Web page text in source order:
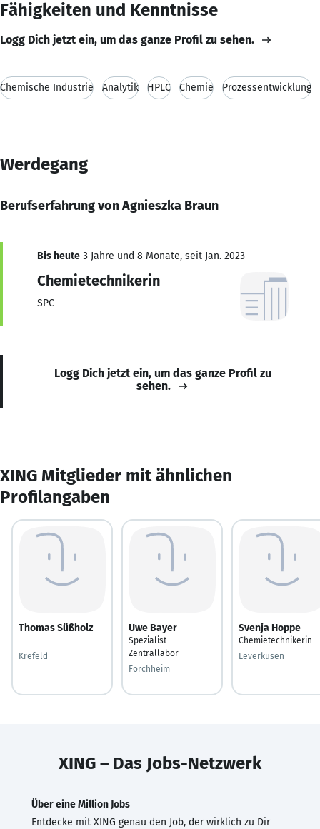
Fähigkeiten und Kenntnisse
Logg Dich jetzt ein, um das ganze Profil zu sehen.
Chemische Industrie Analytik HPLC Chemie Prozessentwicklung
Werdegang
Berufserfahrung von Agnieszka Braun
Bis heute 3 Jahre und 8 Monate, seit Jan. 2023
Chemietechnikerin
SPC
Logg Dich jetzt ein, um das ganze Profil zu
sehen.
XING Mitglieder mit ähnlichen
Profilangaben
Thomas Süßholz
---
Krefeld
Uwe Bayer
Spezialist
Zentrallabor
Forchheim
Svenja Hoppe
Chemietechnikerin
Leverkusen
XING – Das Jobs-Netzwerk
Über eine Million Jobs
Entdecke mit XING genau den Job, der wirklich zu Dir